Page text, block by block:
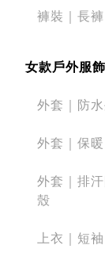
褲裝｜長褲
女款戶外服飾
外套｜防
外套｜保
外套｜排
殼
上衣｜短袖